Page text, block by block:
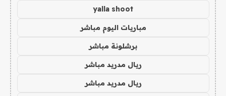
yalla shoot
مباريات اليوم مباشر
برشلونة مباشر
ريال مدريد مباشر
ريال مدريد مباشر